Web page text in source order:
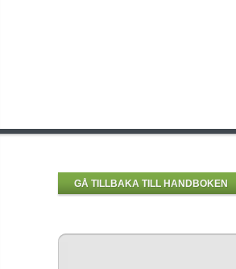
GÅ TILLBAKA TILL HANDBOKEN